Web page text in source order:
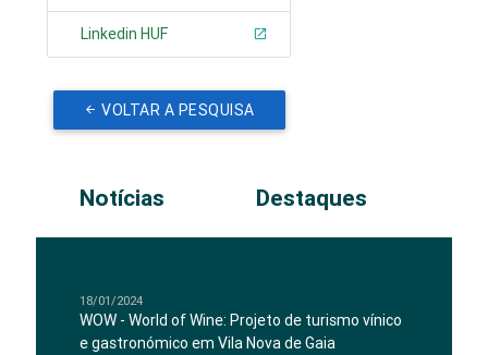
Linkedin HUF
VOLTAR A PESQUISA
Notícias Destaques
18/01/2024
WOW - World of Wine: Projeto de turismo vínico
e gastronómico em Vila Nova de Gaia